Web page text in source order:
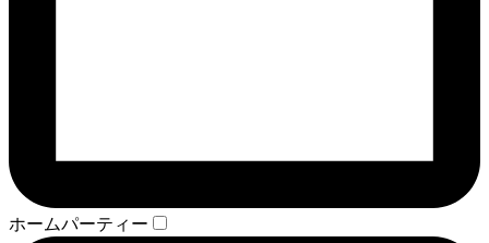
ホームパーティー